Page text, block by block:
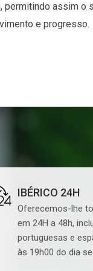
permitindo assim o
e progresso.
IBÉRICO 24H
Oferecemos-lhe
em 24H a 48h,
portuguesas e
às 19h00 do dia